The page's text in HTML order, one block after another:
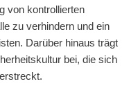
von kontrollierten
zu verhindern und ein
Darüber hinaus trägt
bei, die sich